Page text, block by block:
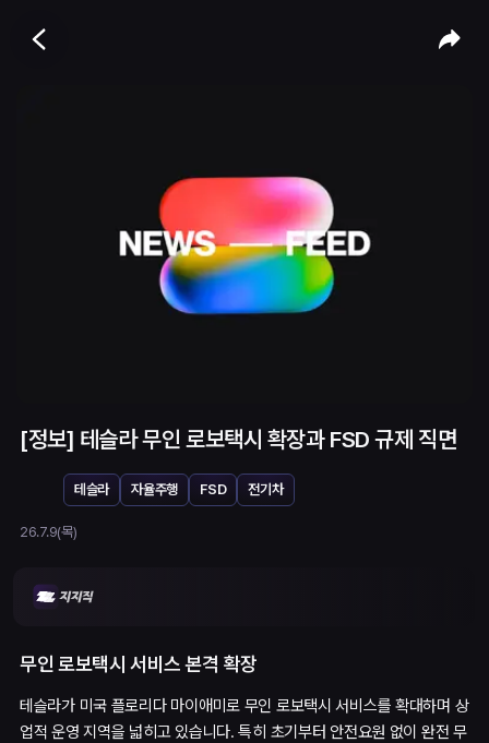
[정보] 테슬라 무인 로보택시 확장과 FSD 규제 직면
테슬라 자율주행 FSD 전기차
26.7.9(목)
무인 로보택시 서비스 본격 확장
테슬라가 미국 플로리다 마이애미로 무인 로보택시 서비스를 확대하며 상
업적 운영 지역을 넓히고 있습니다. 특히 초기부터 안전요원 없이 완전 무